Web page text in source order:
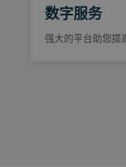
数字服务
强大的平台助您提